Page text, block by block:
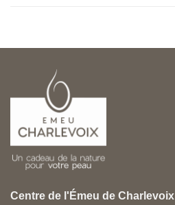
Centre de l'Émeu de Charlevoix